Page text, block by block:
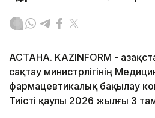
АСТАНА. KAZINFORM -
сақтау министрлігінің
фармацевтикалық бақылау
Тиісті қаулы 2026 жылғы 3